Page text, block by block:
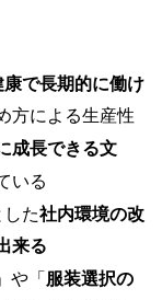
康で長期的に働け
方による生産性
成長できる文
いる
た社内環境の改
来る
」や「 服装選択の